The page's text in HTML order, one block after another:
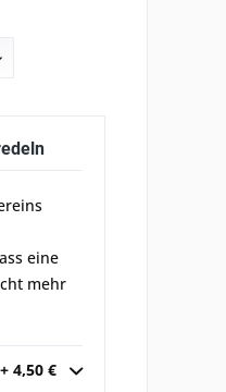
eine
mehr
4,50 €